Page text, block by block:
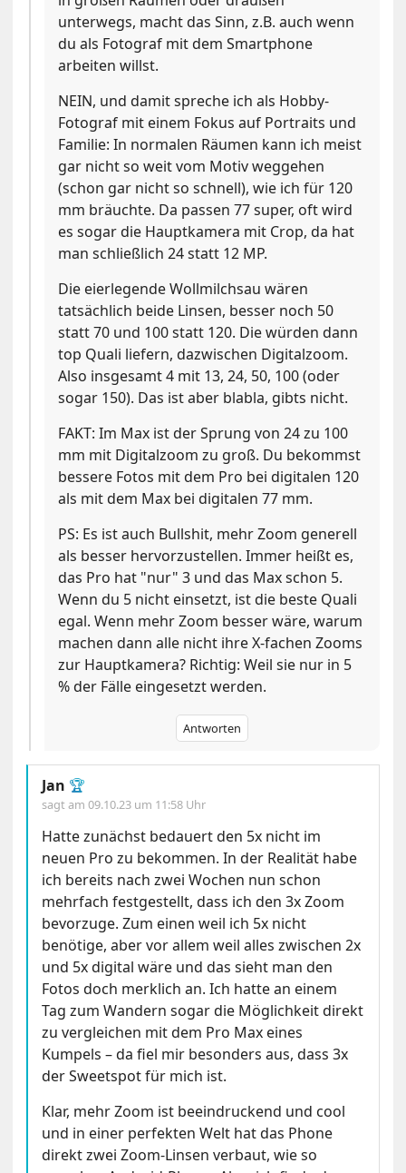
unterwegs, macht das Sinn, z.B. auch wenn
du als Fotograf mit dem Smartphone
arbeiten willst.
NEIN, und damit spreche ich als Hobby-
Fotograf mit einem Fokus auf Portraits und
Familie: In normalen Räumen kann ich meist
gar nicht so weit vom Motiv weggehen
(schon gar nicht so schnell), wie ich für 120
mm bräuchte. Da passen 77 super, oft wird
es sogar die Hauptkamera mit Crop, da hat
man schließlich 24 statt 12 MP.
Die eierlegende Wollmilchsau wären
tatsächlich beide Linsen, besser noch 50
statt 70 und 100 statt 120. Die würden dann
top Quali liefern, dazwischen Digitalzoom.
Also insgesamt 4 mit 13, 24, 50, 100 (oder
sogar 150). Das ist aber blabla, gibts nicht.
FAKT: Im Max ist der Sprung von 24 zu 100
mm mit Digitalzoom zu groß. Du bekommst
bessere Fotos mit dem Pro bei digitalen 120
als mit dem Max bei digitalen 77 mm.
PS: Es ist auch Bullshit, mehr Zoom generell
als besser hervorzustellen. Immer heißt es,
das Pro hat "nur" 3 und das Max schon 5.
Wenn du 5 nicht einsetzt, ist die beste Quali
egal. Wenn mehr Zoom besser wäre, warum
machen dann alle nicht ihre X-fachen Zooms
zur Hauptkamera? Richtig: Weil sie nur in 5
% der Fälle eingesetzt werden.
Antworten
Jan 🏆
sagt am09.10.23 um 11:58 Uhr
Hatte zunächst bedauert den 5x nicht im
neuen Pro zu bekommen. In der Realität habe
ich bereits nach zwei Wochen nun schon
mehrfach festgestellt, dass ich den 3x Zoom
bevorzuge. Zum einen weil ich 5x nicht
benötige, aber vor allem weil alles zwischen 2x
und 5x digital wäre und das sieht man den
Fotos doch merklich an. Ich hatte an einem
Tag zum Wandern sogar die Möglichkeit direkt
zu vergleichen mit dem Pro Max eines
Kumpels – da fiel mir besonders aus, dass 3x
der Sweetspot für mich ist.
Klar, mehr Zoom ist beeindruckend und cool
und in einer perfekten Welt hat das Phone
direkt zwei Zoom-Linsen verbaut, wie so